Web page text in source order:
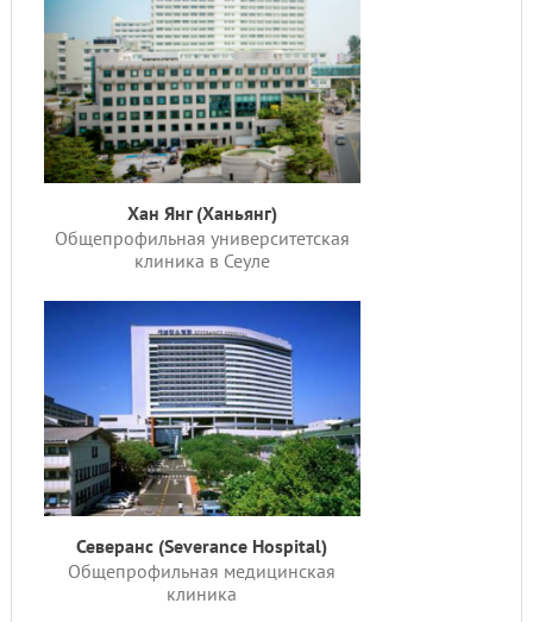
Хан Янг (Ханьянг)
Общепрофильная университетская
клиника в Сеуле
Северанс (Severance Hospital)
Общепрофильная медицинская
клиника